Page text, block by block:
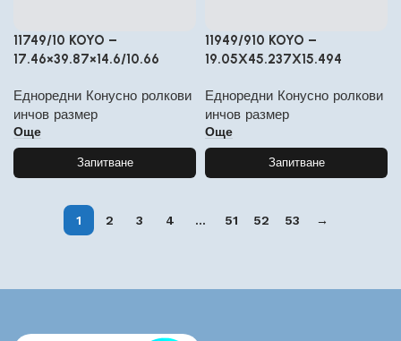
11749/10 KOYO –
17.46×39.87×14.6/10.66
Едноредни Конусно ролкови
инчов размер
Още
Запитване
11949/910 KOYO –
19.05X45.237X15.494
Едноредни Конусно ролкови
инчов размер
Още
Запитване
1 2 3 4 … 51 52 53 →